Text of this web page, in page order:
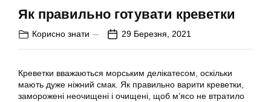
Як правильно готувати креветки
Корисно знати 29 Березня, 2021
Креветки вважаються морським делікатесом, оскільки
мають дуже ніжний смак. Як правильно варити креветки,
заморожені неочищені і очищені, щоб м’ясо не втратило